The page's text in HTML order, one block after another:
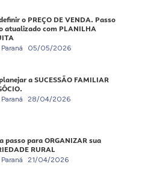
o PREÇO DE VENDA. Passo
atualizado com PLANILHA
05/05/2026
a SUCESSÃO FAMILIAR
28/04/2026
passo para ORGANIZAR sua
RURAL
21/04/2026